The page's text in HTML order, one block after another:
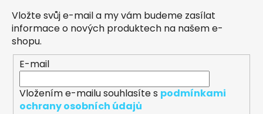
Vložte svůj e-mail a my vám budeme zasílat
informace o nových produktech na našem e-
shopu.
E-mail
Vložením e-mailu souhlasíte s podmínkami
ochrany osobních údajů